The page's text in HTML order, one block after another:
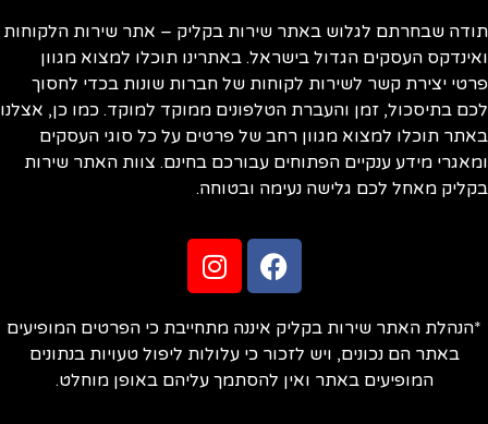
שבחרתם לגלוש באתר שירות בקליק – אתר שירות הלקוחות
העסקים הגדול בישראל. באתרינו תוכלו למצוא מגוון
יצירת קשר לשירות לקוחות של חברות שונות בכדי לחסוך
בתיסכול, זמן והעברת הטלפונים ממוקד למוקד. כמו כן, אצלנו
תוכלו למצוא מגוון רחב של פרטים על כל סוגי העסקים
מידע ענקיים הפתוחים עבורכם בחינם. צוות האתר שירות
מאחל לכם גלישה נעימה ובטוחה.
האתר שירות בקליק איננה מתחייבת כי הפרטים המופיעים
באתר הם נכונים, ויש לזכור כי עלולות ליפול טעויות בנתונים
המופיעים באתר ואין להסתמך עליהם באופן מוחלט.